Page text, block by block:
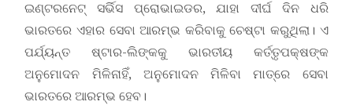
ଇଣ୍ଟରନେଟ୍ ସର୍ଭିସ ପ୍ରୋଭାଇଡର, ଯାହା ଦୀର୍ଘ ଦିନ ଧରି
ଭାରତରେ ଏହାର ସେବା ଆରମ୍ଭ କରିବାକୁ ଚେଷ୍ଟା କରୁଥିଲା। ଏ
ପର୍ଯ୍ୟନ୍ତ ଷ୍ଟାର-ଲିଙ୍କକୁ ଭାରତୀୟ କର୍ତ୍ତୃପକ୍ଷଙ୍କ
ଅନୁମୋଦନ ମିଳିନାହିଁ, ଅନୁମୋଦନ ମିଳିବା ମାତ୍ରେ ସେବା
ଭାରତରେ ଆରମ୍ଭ ହେବ।